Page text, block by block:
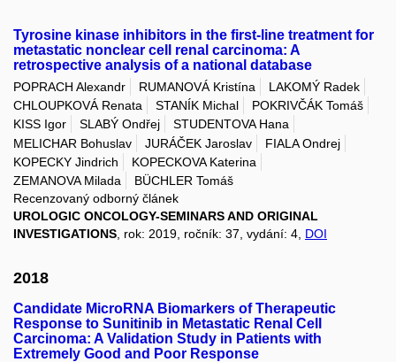
Tyrosine kinase inhibitors in the first-line treatment for
metastatic nonclear cell renal carcinoma: A
retrospective analysis of a national database
POPRACH Alexandr RUMANOVÁ Kristína
LAKOMÝ Radek
CHLOUPKOVÁ Renata
STANÍK Michal
POKRIVČÁK Tomáš
KISS Igor
SLABÝ Ondřej
STUDENTOVA Hana
MELICHAR Bohuslav
JURÁČEK Jaroslav
FIALA Ondrej
KOPECKY Jindrich
KOPECKOVA Katerina
ZEMANOVA Milada
BÜCHLER Tomáš
Recenzovaný odborný článek
UROLOGIC ONCOLOGY-SEMINARS AND ORIGINAL
INVESTIGATIONS, rok: 2019, ročník: 37, vydání: 4, DOI
2018
Candidate MicroRNA Biomarkers of Therapeutic
Response to Sunitinib in Metastatic Renal Cell
Carcinoma: A Validation Study in Patients with
Extremely Good and Poor Response